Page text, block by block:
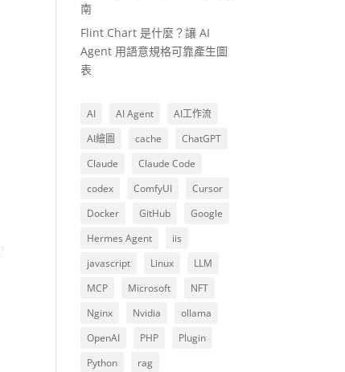
南
Flint Chart 是什麼？讓 AI
Agent 用語意規格可靠產生圖
表
AI AI Agent
AI工作流
AI繪圖
cache
ChatGPT
Claude
Claude Code
codex
ComfyUI
Cursor
Docker
GitHub
Google
Hermes Agent
iis
javascript
Linux
LLM
MCP
Microsoft
NFT
Nginx
Nvidia
ollama
OpenAI
PHP
Plugin
Python
rag